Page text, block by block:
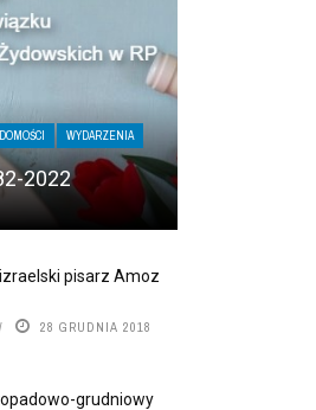
WYDARZENIA
2022
pisarz Amoz
28 GRUDNIA 2018
grudniowy